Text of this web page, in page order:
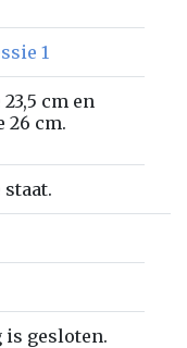
1
cm en
26 cm.
is gesloten.